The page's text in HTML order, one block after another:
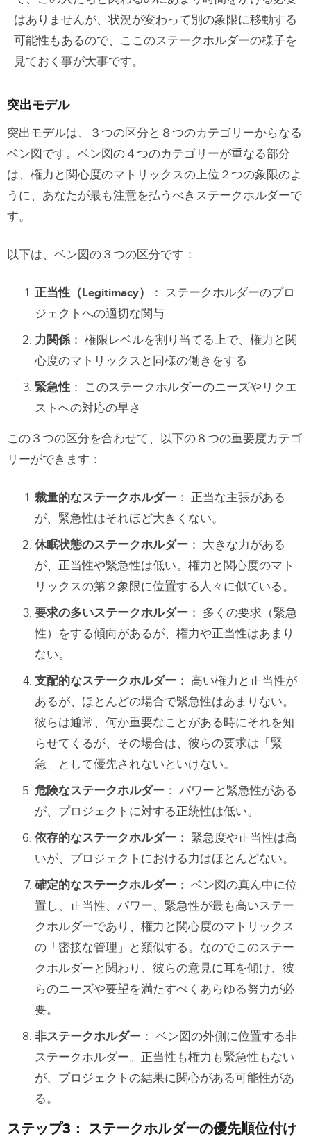
はありませんが、状況が変わって別の象限に移動する
可能性もあるので、ここのステークホルダーの様子を
見ておく事が大事です。
突出モデル
突出モデルは、３つの区分と８つのカテゴリーからなる
ベン図です。ベン図の４つのカテゴリーが重なる部分
は、権力と関心度のマトリックスの上位２つの象限のよ
うに、あなたが最も注意を払うべきステークホルダーで
す。
以下は、ベン図の３つの区分です：
正当性（Legitimacy）
： ステークホルダーのプロ
ジェクトへの適切な関与
力関係： 権限レベルを割り当てる上で、権力と関
心度のマトリックスと同様の働きをする
緊急性 ： このステークホルダーのニーズやリクエ
ストへの対応の早さ
この３つの区分を合わせて、以下の８つの重要度カテゴ
リーができます：
裁量的なステークホルダー ： 正当な主張がある
が、緊急性はそれほど大きくない。
休眠状態のステークホルダー ： 大きな力がある
が、正当性や緊急性は低い。権力と関心度のマト
リックスの第２象限に位置する人々に似ている。
要求の多いステークホルダー ： 多くの要求（緊急
性）をする傾向があるが、権力や正当性はあまり
ない。
支配的なステークホルダー ： 高い権力と正当性が
あるが、ほとんどの場合で緊急性はあまりない。
彼らは通常、何か重要なことがある時にそれを知
らせてくるが、その場合は、彼らの要求は「緊
急」として優先されないといけない。
危険なステークホルダー ： パワーと緊急性がある
が、プロジェクトに対する正統性は低い。
依存的なステークホルダー ： 緊急度や正当性は高
いが、プロジェクトにおける力はほとんどない。
確定的なステークホルダー ： ベン図の真ん中に位
置し、正当性、パワー、緊急性が最も高いステー
クホルダーであり、権力と関心度のマトリックス
の「密接な管理」と類似する。なのでこのステー
クホルダーと関わり、彼らの意見に耳を傾け、彼
らのニーズや要望を満たすべくあらゆる努力が必
要。
非ステークホルダー ： ベン図の外側に位置する非
ステークホルダー。正当性も権力も緊急性もない
が、プロジェクトの結果に関心がある可能性があ
る。
ステップ3： ステークホルダーの優先順位付け